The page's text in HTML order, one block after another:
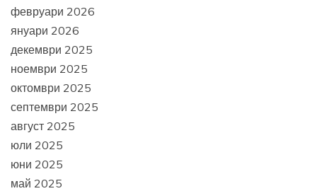
февруари 2026
януари 2026
декември 2025
ноември 2025
октомври 2025
септември 2025
август 2025
юли 2025
юни 2025
май 2025